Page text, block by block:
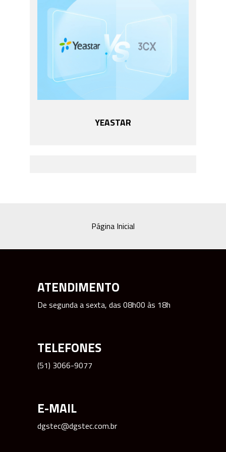
YEASTAR
Página Inicial
ATENDIMENTO
De segunda a sexta, das 08h00 às 18h
TELEFONES
(51) 3066-9077
E-MAIL
dgstec@dgstec.com.br